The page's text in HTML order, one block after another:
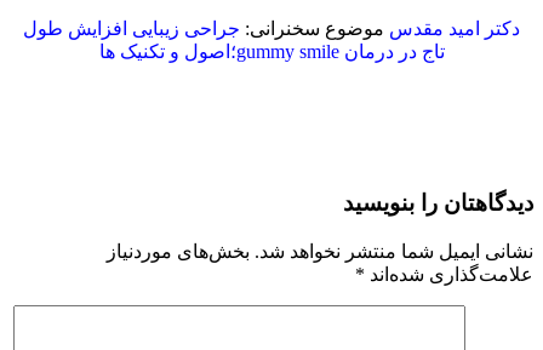
دکتر امید مقدس موضوع سخنرانی: جراحی زیبایی افزایش طول
تاج در درمان gummy smile؛اصول و تکنیک ها
دیدگاهتان را بنویسید
نشانی ایمیل شما منتشر نخواهد شد. بخش‌های موردنیاز
علامت‌گذاری شده‌اند *